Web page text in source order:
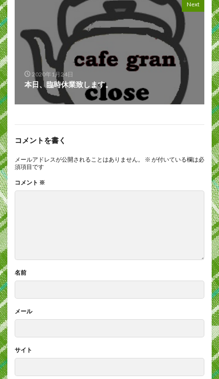
Next
2020年1月24日
本日、臨時休業致します。
コメントを書く
メールアドレスが公開されることはありません。 ※ が付いている欄は必
須項目です
コメント ※
名前
メール
サイト